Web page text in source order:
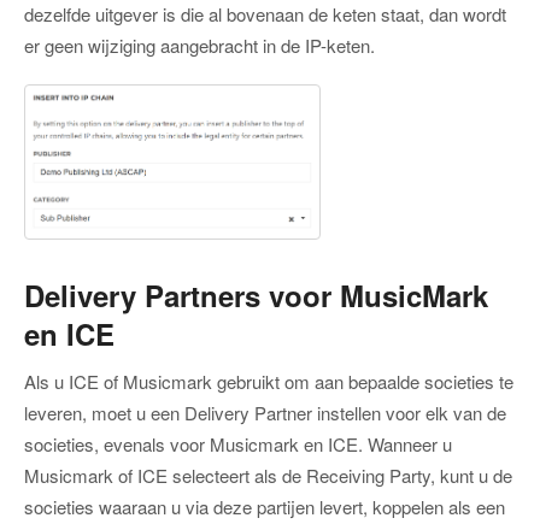
dezelfde uitgever is die al bovenaan de keten staat, dan wordt
er geen wijziging aangebracht in de IP-keten.
Delivery Partners voor MusicMark
en ICE
Als u ICE of Musicmark gebruikt om aan bepaalde societies te
leveren, moet u een Delivery Partner instellen voor elk van de
societies, evenals voor Musicmark en ICE. Wanneer u
Musicmark of ICE selecteert als de Receiving Party, kunt u de
societies waaraan u via deze partijen levert, koppelen als een